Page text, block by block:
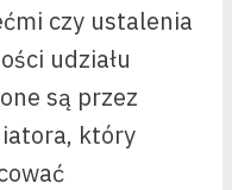
czy ustalenia
udziału
są przez
który